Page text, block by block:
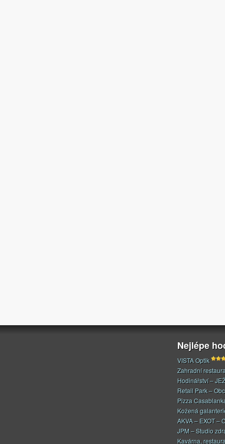
Nejlépe
VISTA Optik
Zahradní
Hodinářství – JEŽ
Retail Park –
Pizza
Kožená
AKVA – EXOT –
JPM – Studio
Kavárna,